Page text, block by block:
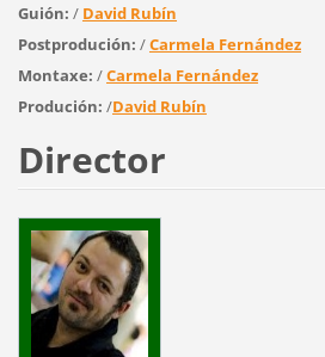
Guión: / David Rubín
Postprodución: /Carmela Fernández
Montaxe: /Carmela Fernández
Produción: /David Rubín
Director